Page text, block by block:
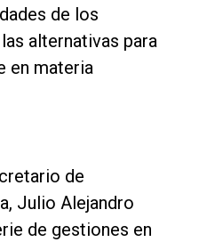
de los
alternativas para
en materia
de
Julio Alejandro
de gestiones en